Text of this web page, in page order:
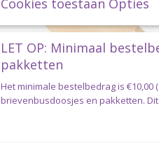
Sjaalspeld - Vestsluiting
Cookies toestaan Opties
LET OP: Minimaal
pakketten
Het minimale bestelbedrag is
brievenbusdoosjes en pakketten.